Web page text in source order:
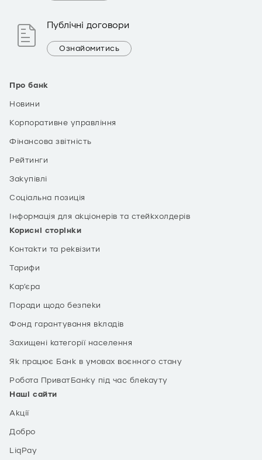
Про банк
Новини
Корпоративне управління
Фінансова звітність
Рейтинги
Закупівлі
Соціальна позиція
Інформація для акціонерів та стейкхолдерів
Корисні сторінки
Контакти та реквізити
Тарифи
Кар’єра
Поради щодо безпеки
Фонд гарантування вкладів
Захищені категорії населення
Як працює Банк в умовах воєнного стану
Робота ПриватБанку під час блекауту
Наші сайти
Акції
Добро
LiqPay
Публічні договори
Ознайомитись